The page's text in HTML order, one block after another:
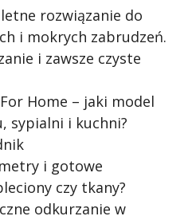
rozwiązanie do
i mokrych zabrudzeń.
i zawsze czyste
Home – jaki model
sypialni i kuchni?
i gotowe
czy tkany?
odkurzanie w